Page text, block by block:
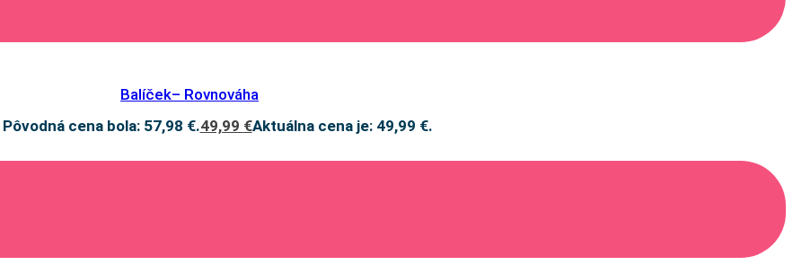
Balíček– Rovnováha
Pôvodná cena bola: 57,98 €.49,99 €Aktuálna cena je: 49,99 €.